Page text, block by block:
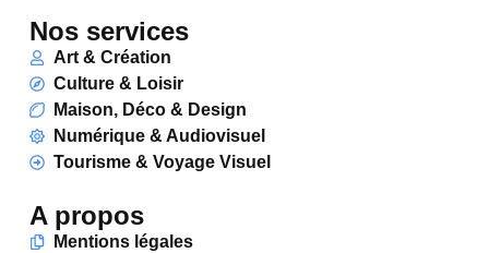
Nos services
Art & Création
Culture & Loisir
Maison, Déco & Design
Numérique & Audiovisuel
Tourisme & Voyage Visuel
A propos
Mentions légales